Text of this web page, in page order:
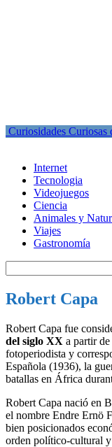
Curiosidades Curiosas
Internet
Tecnologia
Videojuegos
Ciencia
Animales y
Viajes
Gastronomía
Robert Capa
Robert Capa fue
del siglo XX a partir
fotoperiodista y
Española (1936), la
batallas en África
Robert Capa nació en
el nombre Endre Ernö
bien posicionados
orden político-cultural